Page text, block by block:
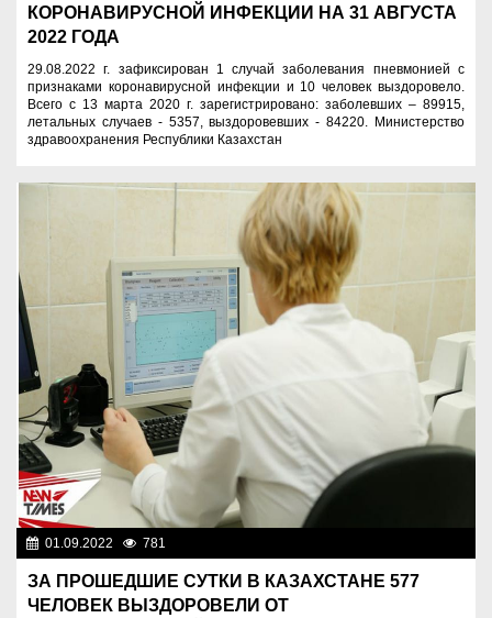
КОРОНАВИРУСНОЙ ИНФЕКЦИИ НА 31 АВГУСТА
2022 ГОДА
29.08.2022 г. зафиксирован 1 случай заболевания пневмонией с
признаками коронавирусной инфекции и 10 человек выздоровело.
Всего с 13 марта 2020 г. зарегистрировано: заболевших – 89915,
летальных случаев - 5357, выздоровевших - 84220. Министерство
здравоохранения Республики Казахстан
01.09.2022 781
ЗА ПРОШЕДШИЕ СУТКИ В КАЗАХСТАНЕ 577
ЧЕЛОВЕК ВЫЗДОРОВЕЛИ ОТ